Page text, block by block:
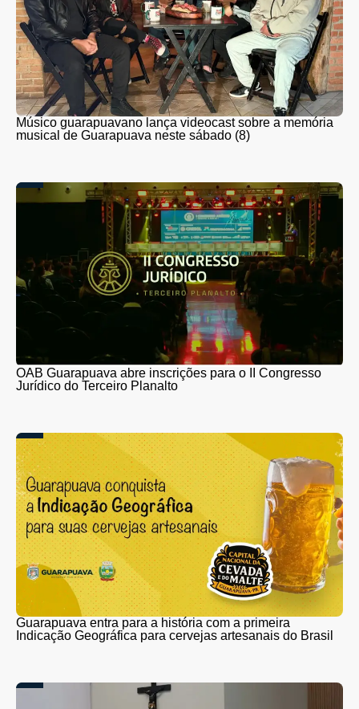
Músico guarapuavano lança videocast sobre a memória
musical de Guarapuava neste sábado (8)
OAB Guarapuava abre inscrições para o II Congresso
Jurídico do Terceiro Planalto
Guarapuava entra para a história com a primeira
Indicação Geográfica para cervejas artesanais do Brasil